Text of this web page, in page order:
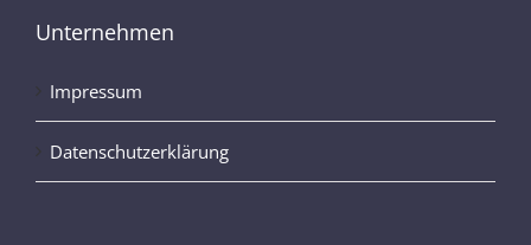
Unternehmen
Impressum
Datenschutzerklärung